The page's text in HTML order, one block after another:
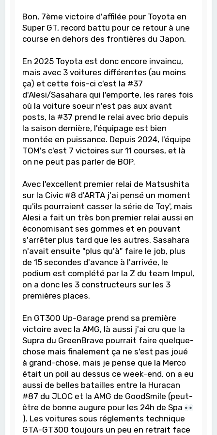
Bon, 7ème victoire d'affilée pour Toyota en
Super GT, record battu pour ce retour à une
course en dehors des frontières du Japon.
En 2025 Toyota est donc encore invaincu,
mais avec 3 voitures différentes (au moins
ça) et cette fois-ci c'est la #37
d'Alesi/Sasahara qui l'emporte, les rares fois
où la voiture soeur n'est pas aux avant
posts, la #37 prend le relai avec brio depuis
la saison dernière, l'équipage est bien
montée en puissance. Depuis 2024, l'équipe
TOM's c'est 7 victoires sur 11 courses, et là
on ne peut pas parler de BOP.
Avec l'excellent premier relai de Matsushita
sur la Civic #8 d'ARTA j'ai pensé un moment
qu'ils pourraient casser la série de Toy', mais
Alesi a fait un très bon premier relai aussi en
économisant ses gommes et en pouvant
s'arrêter plus tard que les autres, Sasahara
n'avait ensuite "plus qu'à" faire le job, plus
de 15 secondes d'avance à l'arrivée, le
podium est complété par la Z du team Impul,
on a donc les 3 constructeurs sur les 3
premières places.
En GT300 Up-Garage prend sa première
victoire avec la AMG, là aussi j'ai cru que la
Supra du GreenBrave pourrait faire quelque-
chose mais finalement ça ne s'est pas joué
à grand-chose, mais je pense que la Merco
était un poil au dessus ce week-end, on a eu
aussi de belles batailles entre la Huracan
#87 du JLOC et la AMG de GoodSmile (peut-
être de bonne augure pour les 24h de Spa
). Les voitures sous réglements technique
GTA-GT300 toujours un peu en retrait face